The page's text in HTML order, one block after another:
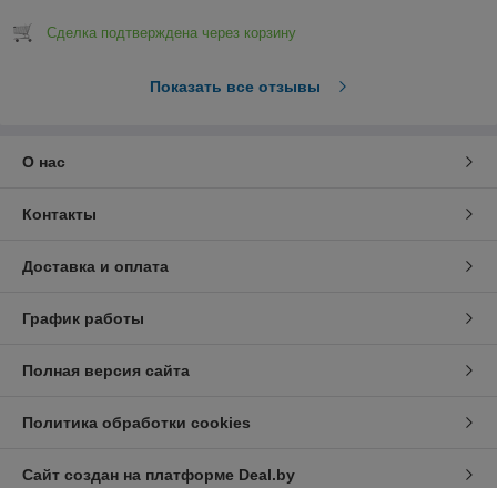
Сделка подтверждена через корзину
Показать все отзывы
О нас
Контакты
Доставка и оплата
График работы
Полная версия сайта
Политика обработки cookies
Сайт создан на платформе Deal.by